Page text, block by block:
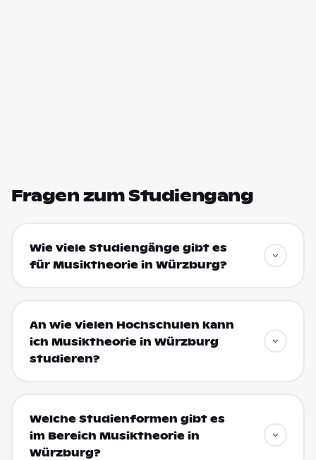
Fragen zum Studiengang
Wie viele Studiengänge gibt es
für Musiktheorie in Würzburg?
An wie vielen Hochschulen kann
ich Musiktheorie in Würzburg
studieren?
Welche Studienformen gibt es
im Bereich Musiktheorie in
Würzburg?